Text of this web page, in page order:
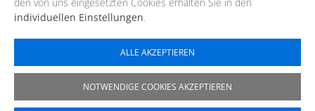
individuellen Einstellungen.
ALLE AKZEPTIEREN
NOTWENDIGE COOKIES AKZEPTIEREN